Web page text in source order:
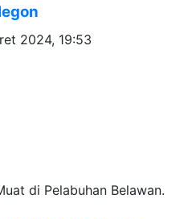
2024, 19:53